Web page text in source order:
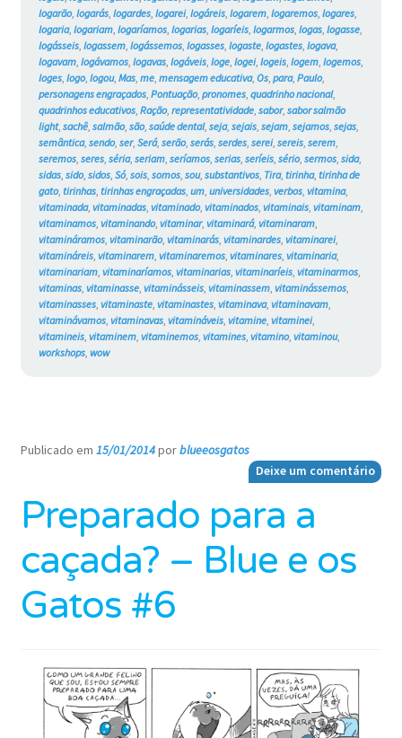
logarão, logarás, logardes, logarei, logáreis, logarem, logaremos, logares,
logaria, logariam, logaríamos, logarias, logaríeis, logarmos, logas, logasse,
logásseis, logassem, logássemos, logasses, logaste, logastes, logava,
logavam, logávamos, logavas, logáveis, loge, logei, logeis, logem, logemos,
loges, logo, logou, Mas, me, mensagem educativa, Os, para, Paulo,
personagens engraçados, Pontuação, pronomes, quadrinho nacional,
quadrinhos educativos, Ração, representatividade, sabor, sabor salmão
light, sachê, salmão, são, saúde dental, seja, sejais, sejam, sejamos, sejas,
semântica, sendo, ser, Será, serão, serás, serdes, serei, sereis, serem,
seremos, seres, séria, seriam, seríamos, serias, seríeis, sério, sermos, sida,
sidas, sido, sidos, Só, sois, somos, sou, substantivos, Tira, tirinha, tirinha de
gato, tirinhas, tirinhas engraçadas, um, universidades, verbos, vitamina,
vitaminada, vitaminadas, vitaminado, vitaminados, vitaminais, vitaminam,
vitaminamos, vitaminando, vitaminar, vitaminará, vitaminaram,
vitamináramos, vitaminarão, vitaminarás, vitaminardes, vitaminarei,
vitamináreis, vitaminarem, vitaminaremos, vitaminares, vitaminaria,
vitaminariam, vitaminaríamos, vitaminarias, vitaminaríeis, vitaminarmos,
vitaminas, vitaminasse, vitaminásseis, vitaminassem, vitaminássemos,
vitaminasses, vitaminaste, vitaminastes, vitaminava, vitaminavam,
vitaminávamos, vitaminavas, vitamináveis, vitamine, vitaminei,
vitamineis, vitaminem, vitaminemos, vitamines, vitamino, vitaminou,
workshops, wow
Publicado em 15/01/2014porblueeosgatos
Deixe um comentário
Preparado para a
caçada? – Blue e os
Gatos #6